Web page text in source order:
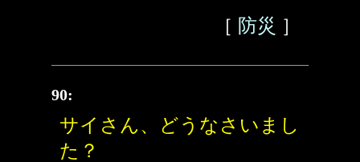
［ 防災 ］
90:
サイさん、どうなさいまし
た？